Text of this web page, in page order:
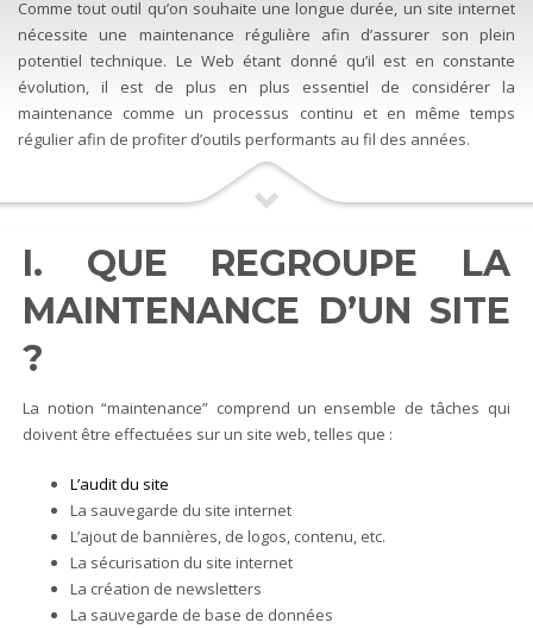
Comme tout outil qu’on souhaite une longue durée, un site internet
nécessite une maintenance régulière afin d’assurer son plein
potentiel technique. Le Web étant donné qu’il est en constante
évolution, il est de plus en plus essentiel de considérer la
maintenance comme un processus continu et en même temps
régulier afin de profiter d’outils performants au fil des années.
I. QUE REGROUPE LA
MAINTENANCE D’UN SITE
?
La notion “maintenance” comprend un ensemble de tâches qui
doivent être effectuées sur un site web, telles que :
L’audit du site
La sauvegarde du site internet
L’ajout de bannières, de logos, contenu, etc.
La sécurisation du site internet
La création de newsletters
La sauvegarde de base de données